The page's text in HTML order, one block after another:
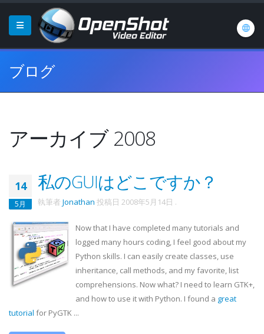
ブログ
アーカイブ 2008
14
5月
私のGUIはどこですか？
執筆者 Jonathan 投稿日 2008年5月14日 .
Now that I have completed many tutorials and
logged many hours coding, I feel good about my
Python skills. I can easily create classes, use
inheritance, call methods, and my favorite, list
comprehensions. Now what? I need to learn GTK+,
and how to use it with Python. I found a great
tutorial for PyGTK ...